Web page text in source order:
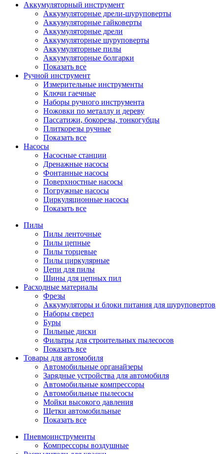
Аккумуляторный инструмент
Аккумуляторные дрели-шуруповерты
Аккумуляторные гайковерты
Аккумуляторные дрели
Аккумуляторные шуруповерты
Аккумуляторные пилы
Аккумуляторные болгарки
Показать все
Ручной инструмент
Измерительные инструменты
Ключи гаечные
Наборы ручного инструмента
Ножовки по металлу и дереву
Пассатижи, бокорезы, тонкогубцы
Плиткорезы ручные
Показать все
Насосы
Насосные станции
Дренажные насосы
Фонтанные насосы
Поверхностные насосы
Погружные насосы
Циркуляционные насосы
Показать все
Пилы
Пилы ленточные
Пилы цепные
Пилы торцевые
Пилы циркулярные
Цепи для пилы
Шины для цепных пил
Расходные материалы
Фрезы
Аккумуляторы и блоки питания для шуруповертов
Наборы сверел
Буры
Пильные диски
Фильтры для строительных пылесосов
Показать все
Товары для автомобиля
Автомобильные органайзеры
Зарядные устройства для автомобиля
Автомобильные компрессоры
Автомобильные пылесосы
Мойки высокого давления
Щетки автомобильные
Показать все
Пневмоинструменты
Компрессоры воздушные